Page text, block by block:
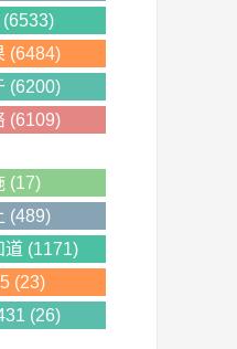
(6484)
(6200)
(6109)
(17)
(489)
道 (1171)
(23)
(26)